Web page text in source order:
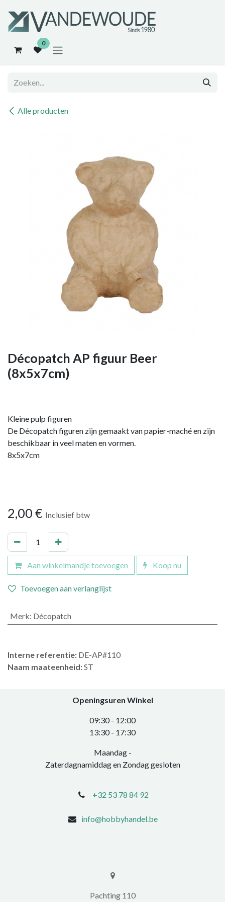
0
Alle producten
Décopatch AP figuur Beer
(8x5x7cm)
Kleine pulp figuren
De Décopatch figuren zijn gemaakt van papier-maché en zijn
beschikbaar in veel maten en vormen.
8x5x7cm
2,00 € Inclusief btw
Aan winkelmandje toevoegen Koop nu
Toevoegen aan verlanglijst
Merk: Décopatch
Interne referentie: DE-AP#110
Naam maateenheid:ST
Openingsuren Winkel
0​9:30 - 12:00
​13:30 - 17:30​
Maandag -
Zaterdagnamiddag en Zondag gesloten
+32 53 78 84 92
info@hobbyhandel.be
​​Pachting 110